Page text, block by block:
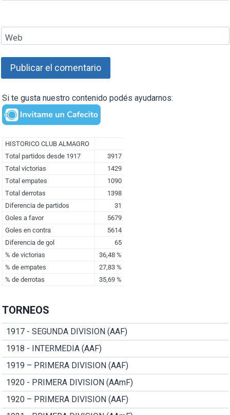
Web
Si te gusta nuestro contenido podés ayudarnos:
TORNEOS
1917 - SEGUNDA DIVISION (AAF)
1918 - INTERMEDIA (AAF)
1919 – PRIMERA DIVISION (AAF)
1920 - PRIMERA DIVISION (AAmF)
1920 – PRIMERA DIVISION (AAF)